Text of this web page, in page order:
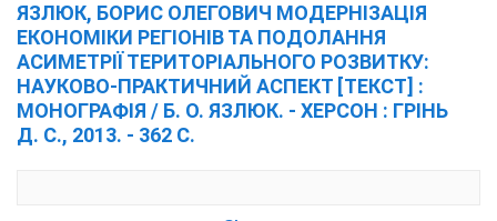
ЯЗЛЮК, БОРИС ОЛЕГОВИЧ МОДЕРНІЗАЦІЯ
ЕКОНОМІКИ РЕГІОНІВ ТА ПОДОЛАННЯ
АСИМЕТРІЇ ТЕРИТОРІАЛЬНОГО РОЗВИТКУ:
НАУКОВО-ПРАКТИЧНИЙ АСПЕКТ [ТЕКСТ] :
МОНОГРАФІЯ / Б. О. ЯЗЛЮК. - ХЕРСОН : ГРІНЬ
Д. С., 2013. - 362 С.